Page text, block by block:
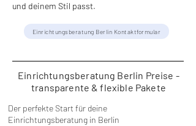
und deinem Stil passt.
Einrichtungsberatung Berlin Kontaktformular
Einrichtungsberatung Berlin Preise -
transparente & flexible Pakete
Der perfekte Start für deine
Einrichtungsberatung in Berlin